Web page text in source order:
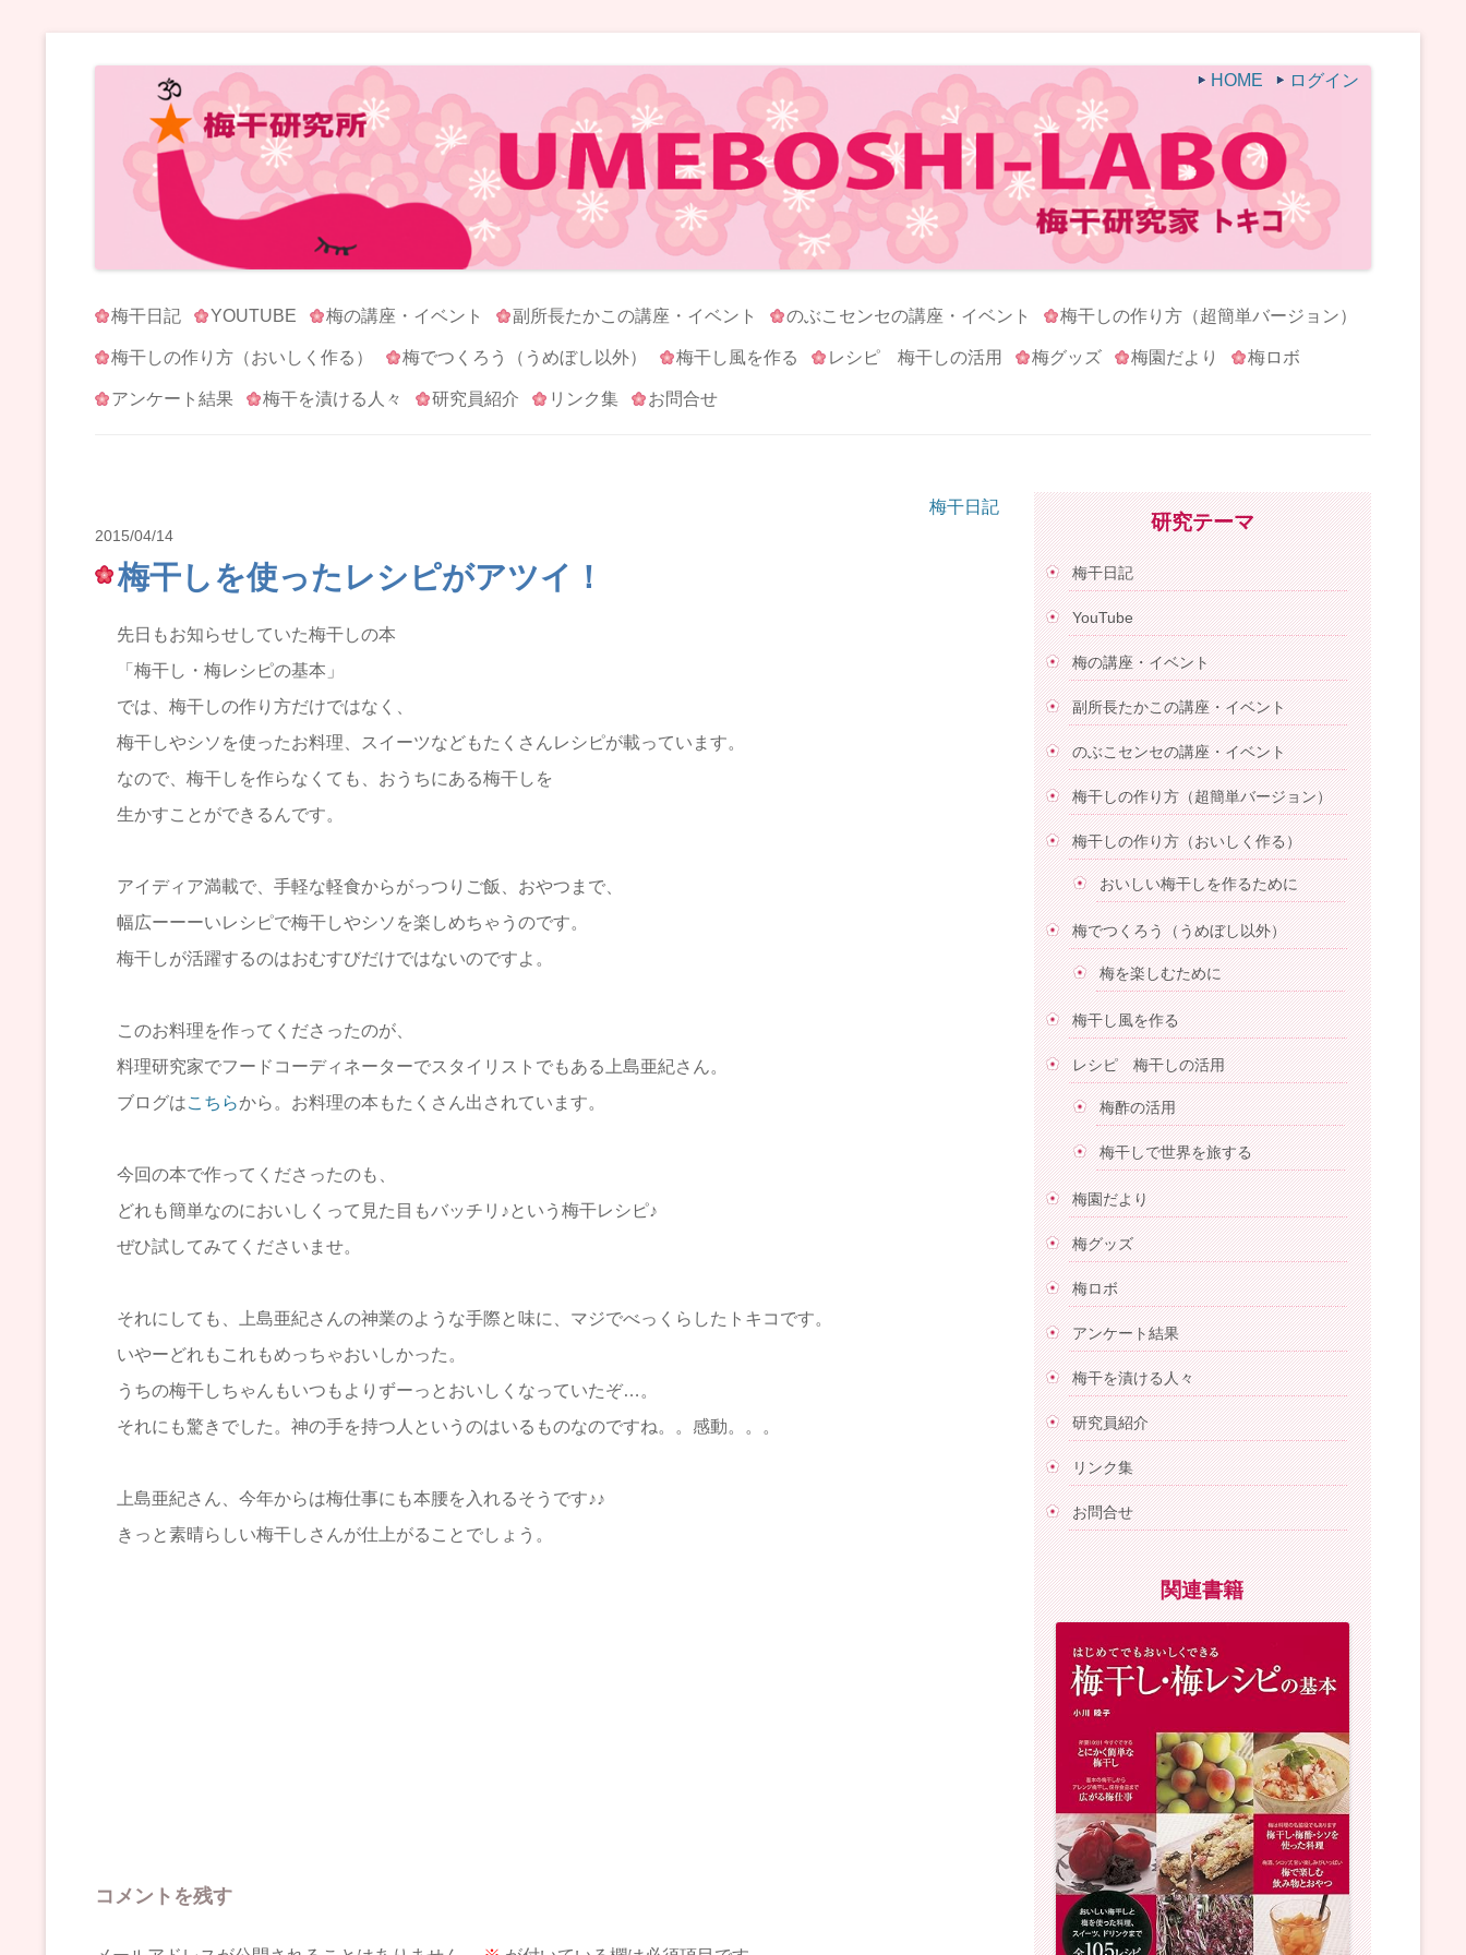
梅干研究所 UMEBOSHI-LABO
WE LOVE UMEBOSHI HOME ログイン
コンテンツへ移動
梅干日記 YOUTUBE 梅の講座・イベント 副所長たかこの講座・イベント のぶこセンセの講座・イベント 梅干しの作り方（超簡単バージョン）
梅干しの作り方（おいしく作る） 梅でつくろう（うめぼし以外） 梅干し風を作る レシピ 梅干しの活用 梅グッズ 梅園だより 梅ロボ
アンケート結果 梅干を漬ける人々 研究員紹介 リンク集 お問合せ
梅干日記
2015/04/14
梅干しを使ったレシピがアツイ！
先日もお知らせしていた梅干しの本
「梅干し・梅レシピの基本」
では、梅干しの作り方だけではなく、
梅干しやシソを使ったお料理、スイーツなどもたくさんレシピが載っています。
なので、梅干しを作らなくても、おうちにある梅干しを
生かすことができるんです。
アイディア満載で、手軽な軽食からがっつりご飯、おやつまで、
幅広ーーーいレシピで梅干しやシソを楽しめちゃうのです。
梅干しが活躍するのはおむすびだけではないのですよ。
このお料理を作ってくださったのが、
料理研究家でフードコーディネーターでスタイリストでもある上島亜紀さん。
ブログはこちらから。お料理の本もたくさん出されています。
今回の本で作ってくださったのも、
どれも簡単なのにおいしくって見た目もバッチリ♪という梅干レシピ♪
ぜひ試してみてくださいませ。
それにしても、上島亜紀さんの神業のような手際と味に、マジでべっくらしたトキコです。
いやーどれもこれもめっちゃおいしかった。
うちの梅干しちゃんもいつもよりずーっとおいしくなっていたぞ…。
それにも驚きでした。神の手を持つ人というのはいるものなのですね。。感動。。。
上島亜紀さん、今年からは梅仕事にも本腰を入れるそうです♪♪
きっと素晴らしい梅干しさんが仕上がることでしょう。
コメントを残す
研究テーマ
梅干日記
YouTube
梅の講座・イベント
副所長たかこの講座・イベント
のぶこセンセの講座・イベント
梅干しの作り方（超簡単バージョン）
梅干しの作り方（おいしく作る）
おいしい梅干しを作るために
梅でつくろう（うめぼし以外）
梅を楽しむために
梅干し風を作る
レシピ 梅干しの活用
梅酢の活用
梅干しで世界を旅する
梅園だより
梅グッズ
梅ロボ
アンケート結果
梅干を漬ける人々
研究員紹介
リンク集
お問合せ
関連書籍